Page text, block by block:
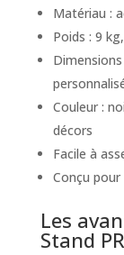
Matériau :
Poids : 9
Couleur :
décors
Facile à
Conçu
Les
Stand